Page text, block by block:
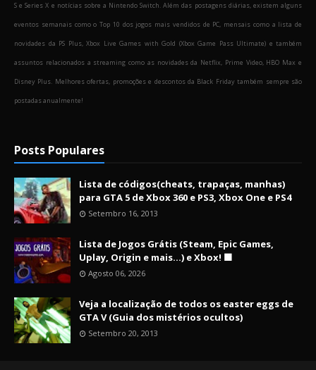
S e Series X e notícias sobre a Nintendo Switch. Além das postagens diárias, existem alguns
eventos semanais como o Top 10 dos jogos mais vendidos de PC, mensais como a lista de
novidades da PS Plus, Xbox Live Games with Gold (Xbox Game Pass Ultimate) e também
assuntos relacionados a streaming como as novidades da Netflix, Prime Video, HBO Max e
Disney Plus. Melhores ofertas, promoções e descontos da Black Friday também sempre são
postadas anualmente!
Posts Populares
Lista de códigos(cheats, trapaças, manhas)
para GTA 5 de Xbox 360 e PS3, Xbox One e PS4
Setembro 16, 2013
Lista de Jogos Grátis (Steam, Epic Games,
Uplay, Origin e mais...) e Xbox! 🟩
Agosto 06, 2026
Veja a localização de todos os easter eggs de
GTA V (Guia dos mistérios ocultos)
Setembro 20, 2013